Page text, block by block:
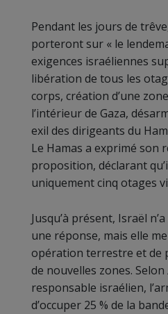
Pendant les jours de
porteront sur « le
exigences israéliennes
libération de tous les
corps, création d’une
l’intérieur de Gaza,
exil des dirigeants du
Le Hamas a exprimé son
proposition, déclarant
uniquement cinq otages
Jusqu’à présent, Israël
une réponse, mais elle
opération terrestre et de
de nouvelles zones. Selon
responsable israélien,
d’occuper 25 % de la